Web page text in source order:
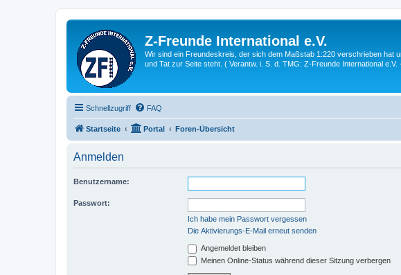
Z-Freunde International e.V.
Wir sind ein Freundeskreis, der sich dem Maßstab 1:220 verschrieben hat
und Tat zur Seite steht. ( Verantw. i. S. d. TMG: Z-Freunde International
Schnellzugriff FAQ
Startseite Portal Foren-Übersicht
Anmelden
Benutzername:
Passwort:
Ich habe mein Passwort vergessen
Die Aktivierungs-E-Mail erneut senden
Angemeldet bleiben
Meinen Online-Status während dieser Sitzung verbergen